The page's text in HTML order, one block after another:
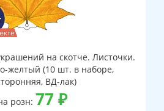
на скотче. Листочки.
желтый (10 шт. в наборе,
ВД-лак)
розн: 77 ₽